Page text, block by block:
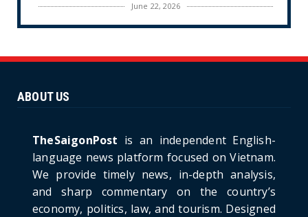
June 22, 2026
CULTURE
Ninh Bride Re-enacts...
Project: An Analysi...
June 21, 2026
HOTNEWS
Detailed Analysis of the Cooling-off Period
Law in Timeshare...
ABOUT US
TheSaigonPost is an independent English-
language news platform focused on Vietnam.
We provide timely news, in-depth analysis,
and sharp commentary on the country’s
economy, politics, law, and tourism. Designed